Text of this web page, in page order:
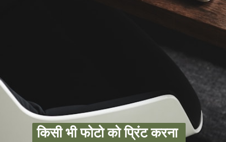
किसी भी फोटो को प्रिंट करना
किसी भी फोटो को प्रिंट करना